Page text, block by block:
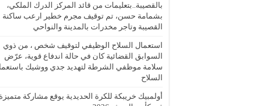
بالقصيبة..بتعليمات من قائد المركز الدرك الملكي،
بشمامة حسن، تم توقيف مجرم خطير ارعب ساكنة
القصيبة وتاجر مخدرات بالمدينة والنواحي
استعمال السلاح الوظيفي لتوقيف شخص ، من ذوي
السوابق القضائية كان في حالة اندفاع قوية، عرّض
سلامة موظفي الشرطة لتهديد جدي ووشيك
السلاح
أولمبيك خريبكة للكرة الحديدية يوقع مشاركة متميزة